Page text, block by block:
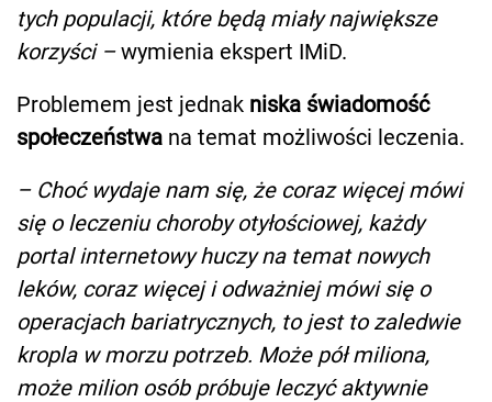
tych populacji, które będą miały największe
korzyści –wymienia ekspert IMiD.
Problemem jest jednak niska świadomość
społeczeństwa na temat możliwości leczenia.
– Choć wydaje nam się, że coraz więcej mówi
się o leczeniu choroby otyłościowej, każdy
portal internetowy huczy na temat nowych
leków, coraz więcej i odważniej mówi się o
operacjach bariatrycznych, to jest to zaledwie
kropla w morzu potrzeb. Może pół miliona,
może milion osób próbuje leczyć aktywnie